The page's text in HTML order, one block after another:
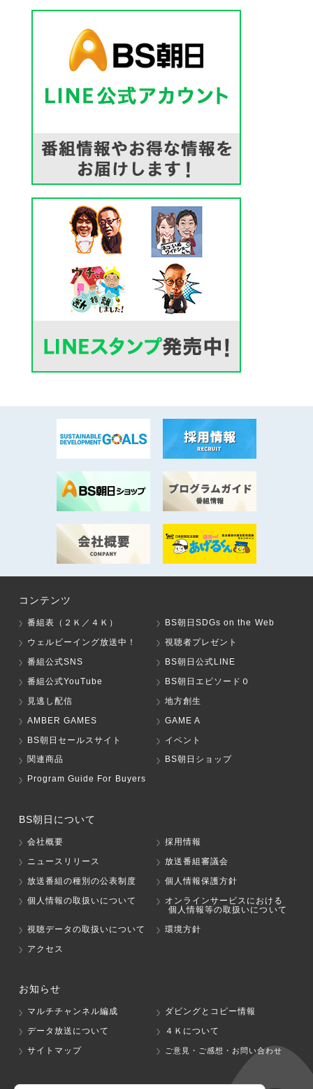
コンテンツ
番組表（２Ｋ／４Ｋ）
BS朝日SDGs on the Web
ウェルビーイング放送中！
視聴者プレゼント
番組公式SNS
BS朝日公式LINE
番組公式YouTube
BS朝日エピソード０
見逃し配信
地方創生
AMBER GAMES
GAME A
BS朝日セールスサイト
イベント
関連商品
BS朝日ショップ
Program Guide For Buyers
BS朝日について
会社概要
採用情報
ニュースリリース
放送番組審議会
放送番組の種別の公表制度
個人情報保護方針
個人情報の取扱いについて
オンラインサービスにおける
個人情報等の取扱いについて
視聴データの取扱いについて
環境方針
アクセス
お知らせ
マルチチャンネル編成
ダビングとコピー情報
データ放送について
４Ｋについて
サイトマップ
ご意見・ご感想・お問い合わせ